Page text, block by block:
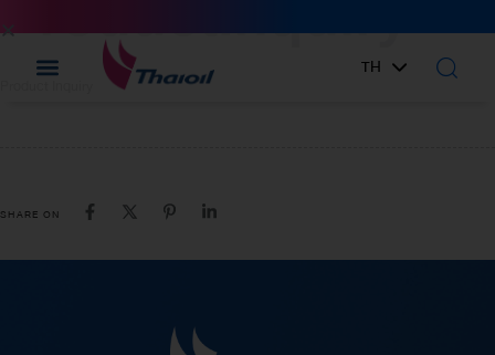
TH
EN
ProductInquiry
SHARE ON